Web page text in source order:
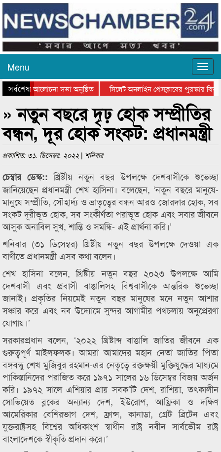
Menu
সর্বশেষআলোচনা সভা অনুষ্ঠিত
সিলেট অনলাইন প্রেসক্লাবের পুরস্কার
কানাইঘাটের কিশোর আহাদের খুনি
» নতুন বছরে দৃঢ় হোক সম্প্রীতির
বন্ধন, দূর হোক সংকট: প্রধানমন্ত্রী
প্রকাশিত: ৩১. ডিসেম্বর. ২০২২ | শনিবার
চেম্বার ডেস্ক::খ্রিষ্টীয় নতুন বছর উপলক্ষে দেশবাসীকে শুভেচ্ছা
জানিয়েছেন প্রধানমন্ত্রী শেখ হাসিনা। বলেছেন, ‘নতুন বছরে মানুষে-
মানুষে সম্প্রীতি, সৌহার্দ্য ও ভ্রাতৃত্বের বন্ধন আরও জোরদার হোক, সব
সংকট দূরীভূত হোক, সব সংকীর্ণতা পরাভূত হোক এবং সবার জীবনে
আসুক অনাবিল সুখ, শান্তি ও সমন্ধি- এই প্রার্থনা করি।’
শনিবার (৩১ ডিসেম্বর) খ্রিষ্টীয় নতুন বছর উপলক্ষে দেওয়া এক
বাণীতে প্রধানমন্ত্রী এসব কথা বলেন।
শেখ হাসিনা বলেন, খ্রিষ্টীয় নতুন বছর ২০২৩ উপলক্ষে আমি
দেশবাসী এবং প্রবাসী বাঙালিসহ বিশ্ববাসীকে আন্তরিক শুভেচ্ছা
জানাই। প্রকৃতির নিয়মেই নতুন বছর মানুষের মনে নতুন আশার
সঞ্চার করে এবং নব উদ্যোমে সুন্দর আগামীর পথচলায় অনুপ্রেরণা
যোগায়।’
সরকারপ্রধান বলেন, ‘২০২২ খ্রিষ্টাব্দ বাঙালি জাতির জীবনে এক
গুরুত্বপূর্ণ মাইলফলক। আমরা আমাদের মহান নেতা জাতির পিতা
বঙ্গবন্ধু শেখ মুজিবুর রহমান-এর নেতৃত্বে রক্তক্ষয়ী মুক্তিযুদ্ধের মাধ্যমে
পাকিস্তানিদের পরাজিত করে ১৯৭১ সালের ১৬ ডিসেম্বর বিজয় অর্জন
করি। ১৯৭২ সালে এশিয়ার প্রায় সবক’টি দেশ, রাশিয়া, তৎকালীন
সোভিয়েত ব্লকের অন্যান্য দেশ, ইউরোপ, আফ্রিকা ও দক্ষিণ
আমেরিকার বেশিরভাগ দেশ, ফ্রান্স, কানাডা, গ্রেট ব্রিটেন এবং
যুক্তরাষ্ট্রসহ বিশ্বের অধিকাংশ স্বাধীন রাষ্ট্র নবীন সার্বভৌম রাষ্ট্র
বাংলাদেশকে স্বীকৃতি প্রদান করে।’